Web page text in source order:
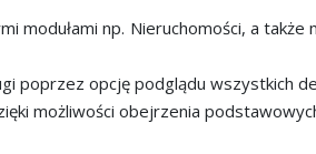
modułami np. Nieruchomości, a
poprzez opcję podglądu wszystkich
możliwości obejrzenia